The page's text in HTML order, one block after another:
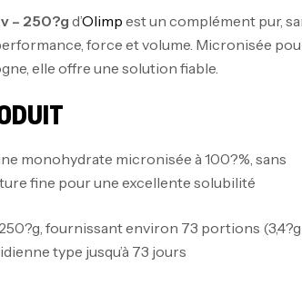
– 250?gd’Olimp est un complément pur,
force et volume. Micronisée
elle offre une solution fiable.
monohydrate micronisée à 100?%, sans
fine pour une excellente solubilité
fournissant environ 73 portions
type jusqu’à 73 jours